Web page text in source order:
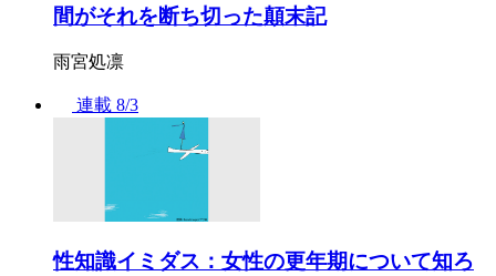
間がそれを断ち切った顛末記
雨宮処凛
連載 8/3
性知識イミダス：女性の更年期について知ろ